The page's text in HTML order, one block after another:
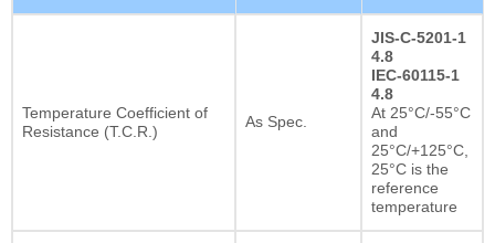
Temperature Coefficient of
Resistance (T.C.R.)
As Spec.
JIS-C-5201-1
4.8
IEC-60115-1
4.8
At 25°C/-55°C
and
25°C/+125°C,
25°C is the
reference
temperature